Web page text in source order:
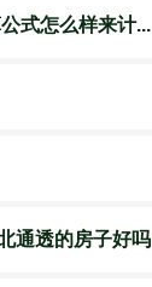
式怎么样来计...
通透的房子好吗